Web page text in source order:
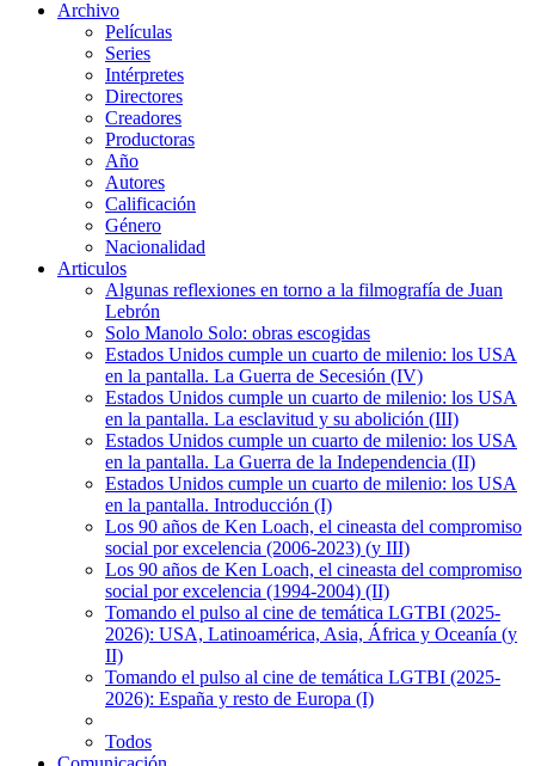
Archivo
Películas
Series
Intérpretes
Directores
Creadores
Productoras
Año
Autores
Calificación
Género
Nacionalidad
Articulos
Algunas reflexiones en torno a la filmografía de Juan
Lebrón
Solo Manolo Solo: obras escogidas
Estados Unidos cumple un cuarto de milenio: los USA
en la pantalla. La Guerra de Secesión (IV)
Estados Unidos cumple un cuarto de milenio: los USA
en la pantalla. La esclavitud y su abolición (III)
Estados Unidos cumple un cuarto de milenio: los USA
en la pantalla. La Guerra de la Independencia (II)
Estados Unidos cumple un cuarto de milenio: los USA
en la pantalla. Introducción (I)
Los 90 años de Ken Loach, el cineasta del compromiso
social por excelencia (2006-2023) (y III)
Los 90 años de Ken Loach, el cineasta del compromiso
social por excelencia (1994-2004) (II)
Tomando el pulso al cine de temática LGTBI (2025-
2026): USA, Latinoamérica, Asia, África y Oceanía (y
II)
Tomando el pulso al cine de temática LGTBI (2025-
2026): España y resto de Europa (I)
Todos